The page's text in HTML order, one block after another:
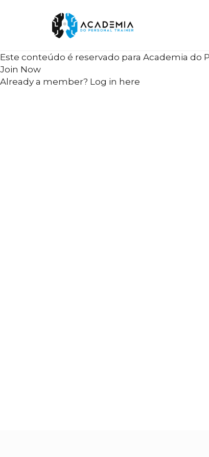
Skip
to
content
Este conteúdo é reservado para Academia do
Join Now
Already a member? Log in here